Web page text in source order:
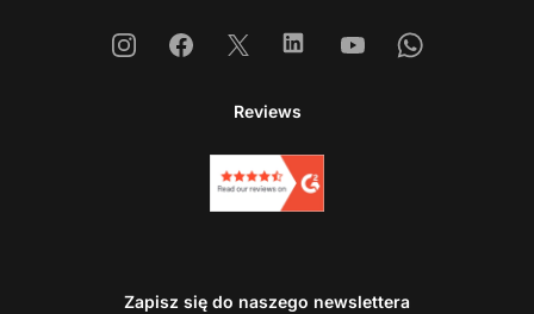
InstagramFacebook
X LinkedinYoutubeWhatsapp
Reviews
Zapisz się do naszego newslettera